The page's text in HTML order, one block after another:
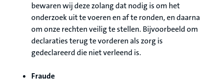
bewaren wij deze zolang dat nodig is om het
onderzoek uit te voeren en af te ronden, en daarna
om onze rechten veilig te stellen. Bijvoorbeeld om
declaraties terug te vorderen als zorg is
gedeclareerd die niet verleend is.
Fraude